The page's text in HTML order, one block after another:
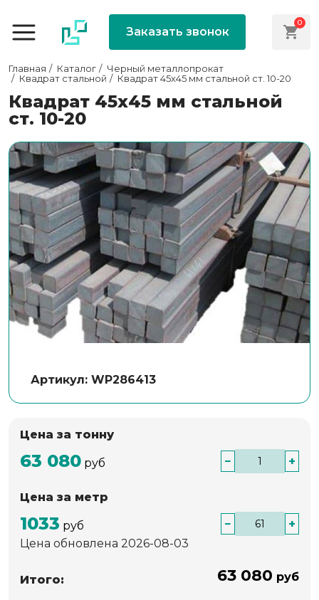
Заказать звонок
0
Главная Каталог
Черный металлопрокат
Квадрат стальной
Квадрат 45х45 мм стальной ст. 10-20
Квадрат 45х45 мм стальной
ст. 10-20
Артикул: WP286413
Цена за тонну
63 080 руб − +
Цена за метр
1033 руб −
+
Цена обновлена 2026-08-03
Итого: 63 080 руб